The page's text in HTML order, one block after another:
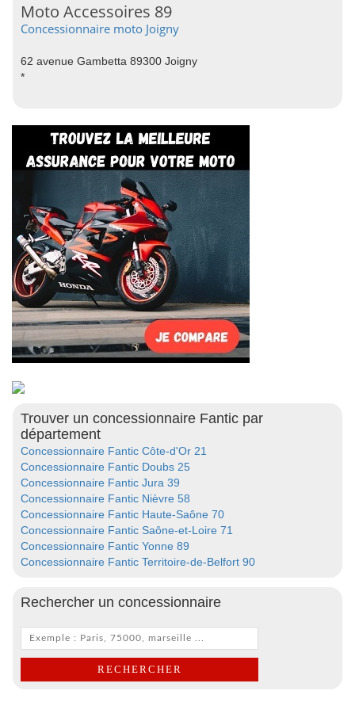
Moto Accessoires 89
Concessionnaire moto Joigny
62 avenue Gambetta 89300 Joigny
*
Trouver un concessionnaire Fantic par
département
Concessionnaire Fantic Côte-d'Or 21
Concessionnaire Fantic Doubs 25
Concessionnaire Fantic Jura 39
Concessionnaire Fantic Nièvre 58
Concessionnaire Fantic Haute-Saône 70
Concessionnaire Fantic Saône-et-Loire 71
Concessionnaire Fantic Yonne 89
Concessionnaire Fantic Territoire-de-Belfort 90
Rechercher un concessionnaire